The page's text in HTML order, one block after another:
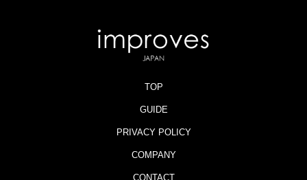
TOP
GUIDE
PRIVACY POLICY
COMPANY
CONTACT